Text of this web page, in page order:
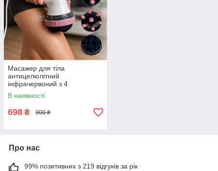
Масажер для тіла
антицелюлітний
інфрачервоний з 4
насадками Body Innovation,
Біло-рожевий, YTY-24-
Pink/White
В наявності
698 ₴ 900 ₴
Про нас
99% позитивних з 219 відгуків за рік